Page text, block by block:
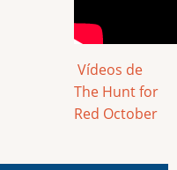
Vídeos de
The Hunt for
Red October